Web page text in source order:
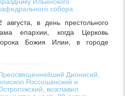
собора
августа, в день престольного
епархии, когда Церковь
Божия Илии, в городе
Дионисий,
Россошанский и
возглавил